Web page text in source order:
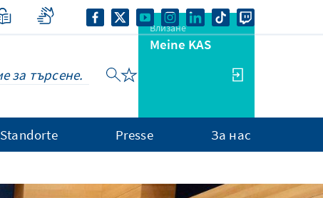
Влизане
Meine KAS
Standorte Presse За нас